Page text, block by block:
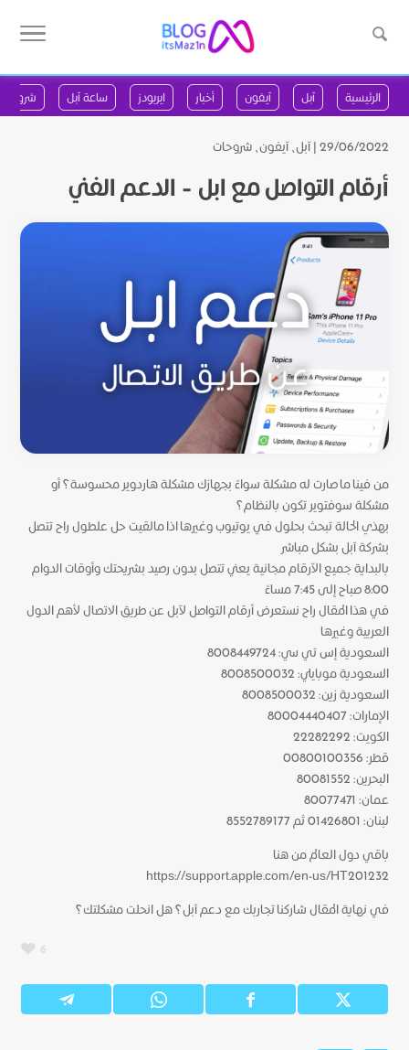
الرئيسية آبل آيفون أخبار ايربودز ساعة آبل شروحات
29/06/2022 | آبل، آيفون، شروحات
أرقام التواصل مع ابل – الدعم الفني
من فينا ما صارت له مشكلة سواءً بجهازك مشكلة هاردوير محسوسة؟ أو
مشكلة سوفتوير تكون بالنظام؟
بهذي الحالة تبحث بحلول في يوتيوب وغيرها اذا مالقيت حل علطول راح تتصل
بشركة آبل بشكل مباشر
بالبداية جميع الآرقام مجانية يعني تتصل بدون رصيد بشريحتك وأوقات الدوام
8:00 صباح إلى 7:45 مساءً
في هذا المقال راح نستعرض أرقام التواصل لآبل عن طريق الاتصال لأهم الدول
العربية وغيرها
السعودية إس تي سي: 8008449724
السعودية موبايلي: 8008500032
السعودية زين: 8008500032
الإمارات: 80004440407
الكويت: 22282292
قطر: 00800100356
البحرين: 80081552
عمان: 80077471
لبنان: 01426801 ثم 8552789177
باقي دول العالم من هنا
https://support.apple.com/en-us/HT201232
في نهاية المقال شاركنا تجاربك مع دعم آبل؟ هل انحلت مشكلتك؟
6